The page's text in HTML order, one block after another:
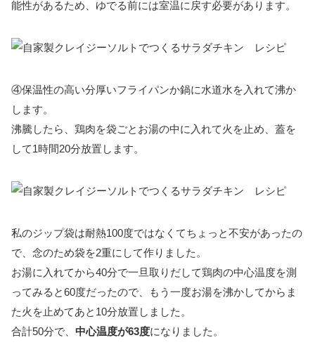
能性があるため、ゆでる前には室温に戻す必要があります。
④保温性の高い分厚いフライパンか鍋に水道水を入れて沸か
します。
沸騰したら、鶏肉を袋ごとお湯の中に入れて火を止め、蓋を
して1時間20分放置します。
私のジップ袋は耐熱100度ではなくてちょっと不安があったの
で、念のため袋を2重にして作りました。
お湯に入れてから40分で一旦取りだして鶏肉の中心温度を測
ってみると60度だったので、もう一度お湯を沸かしてからま
た火を止めてあと10分放置しました。
合計50分で、 中心温度が63度になりました。